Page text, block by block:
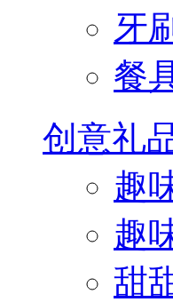
牙
餐
创意礼
趣
趣
甜